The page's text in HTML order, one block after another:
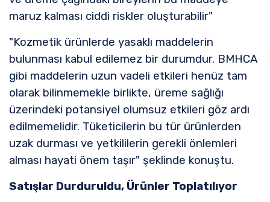
maruz kalması ciddi riskler oluşturabilir"
"Kozmetik ürünlerde yasaklı maddelerin
bulunması kabul edilemez bir durumdur. BMHCA
gibi maddelerin uzun vadeli etkileri henüz tam
olarak bilinmemekle birlikte, üreme sağlığı
üzerindeki potansiyel olumsuz etkileri göz ardı
edilmemelidir. Tüketicilerin bu tür ürünlerden
uzak durması ve yetkililerin gerekli önlemleri
alması hayati önem taşır" şeklinde konuştu.
Satışlar Durduruldu, Ürünler Toplatılıyor